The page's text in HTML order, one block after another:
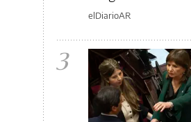
elDiarioAR
3